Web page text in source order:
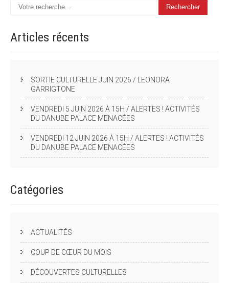
Articles récents
SORTIE CULTURELLE JUIN 2026 / LEONORA
GARRIGTONE
VENDREDI 5 JUIN 2026 À 15H / ALERTES ! ACTIVITÉS
DU DANUBE PALACE MENACÉES
VENDREDI 12 JUIN 2026 À 15H / ALERTES ! ACTIVITÉS
DU DANUBE PALACE MENACÉES
Catégories
ACTUALITÉS
COUP DE CŒUR DU MOIS
DÉCOUVERTES CULTURELLES